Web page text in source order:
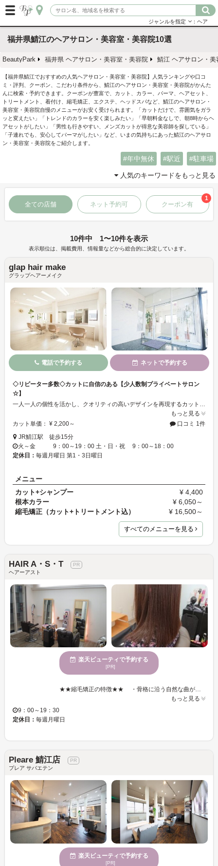
ジャンルを指定 ：ヘア
福井県鯖江のヘアサロン・美容室・美容院10選
BeautyPark 福井県 ヘアサロン・美容室・美容院 鯖江 ヘアサロン・美
【福井県鯖江でおすすめの人気ヘアサロン・美容室・美容院】人気ランキングや口コ
ミ・評判、クーポン、こだわり条件から、鯖江のヘアサロン・美容室・美容院がかんた
んに検索・予約できます。クーポンが豊富で、カット、カラー、パーマ、ヘアセット、
トリートメント、着付け、縮毛矯正、エクステ、ヘッドスパなど、鯖江のヘアサロン・
美容室・美容院自慢のメニューがお安く受けられます。「カットだけで、雰囲気をガラ
ッと変えたい」「トレンドのカラーを安く楽しみたい」「早朝料金なしで、朝8時からヘ
アセットがしたい」「男性も行きやすい、メンズカットが得意な美容師を探している」
「子連れでも、安心してパーマがしたい」など、いまの気持ちにあった鯖江のヘアサロ
ン・美容室・美容院をご紹介します。
年中無休 駅近 駐車場
人気のキーワードをもっと見る
全ての店舗 ネット予約可 クーポン有
1
10件中 1〜10件を表示
表示順位は、掲載費用、情報量などから総合的に決定しています。
glap hair make
グラップヘアーメイク
電話で予約する ネットで予約する
◇リピーター多数◇カットに自信のある【少人数制プライベートサロン
☆】
一人一人の個性を活かし、クオリティの高いデザインを再現するカットが大人気のヘアサロン☆ご希望のスタイルをお伺いし、雰囲気やライフスタイルに合わせお客様に似合う髪型をご提案させて頂きます。定期的なメンテナンスから、大胆なイメージチェンジまで心を込めて施術させていただきます♪白を基調とした清潔感のあるサロン内で、静かにゆっくりとおくつろぎ下さい＊°＋
もっと見る
カット単価： ¥ 2,200～
口コミ 1件
JR鯖江駅 徒歩15分
火～金 9：00～19：00 土・日・祝 9：00～18：00
定休日： 毎週月曜日 第1・3日曜日
メニュー
カット+シャンプー
¥ 4,400
根本カラー
¥ 6,050～
縮毛矯正（カット+トリートメント込）
¥ 16,500～
すべてのメニューを見る
HAIR A・S・T
ヘアーアスト
楽天ビューティで予約する
[PR]
★★縮毛矯正の特徴★★ ・骨格に沿う自然な曲がり動きを生む縮毛矯正。マット艶髪最適バランスでニュアンスや雰囲気を残します。 ・カチカチになった複雑化した繊細なダメージ、ざらつきも一人ひとりの髪状態に合わせてよりキレイなストレートになります。 ・エイジング特有のボワボワ補修も縮毛矯正で改善できます。 ・縮毛矯正とヘアカラーを同日に施術、伸びてきた白髪もその日のうちに染めることができます。 ・ショート・ボブ・ロングまで対応できます。 ・半個室形式でほかの人が気にならず、2時間半～の短時間で時間通り始めて時間通りに終わります。 ★★規則的なカット★★ 感覚だけでカットせず、骨格・毛流れ・生え方に沿った工程で、ニュアンス・質感を表現します。定番スタイルや髪型名では伝えにくい場合は画像などあれば伝えやすくなります ★★アルカリ酸熱トリートメント★★ 髪質改善系で最も高い効果を発揮するのがアルカリ酸熱トリートメントです。
もっと見る
9：00～19：30
定休日： 毎週月曜日
Pleare 鯖江店
プレア サバエテン
楽天ビューティで予約する
[PR]